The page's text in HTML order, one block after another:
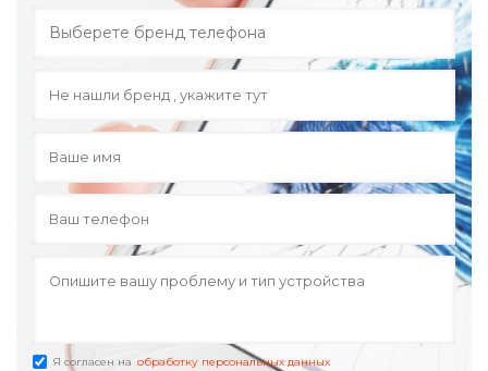
Я согласен на обработку персональных данных